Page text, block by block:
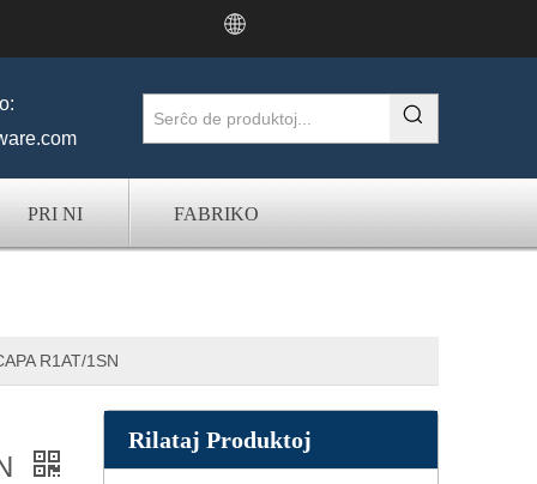
PRI NI FABRIKO
R1AT/1SN
Rilataj Produktoj